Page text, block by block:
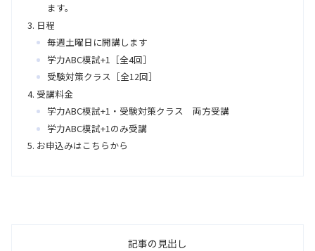
ます。
日程
毎週土曜日に開講します
学力ABC模試+1［全4回］
受験対策クラス［全12回］
受講料金
学力ABC模試+1・受験対策クラス 両方受講
学力ABC模試+1のみ受講
お申込みはこちらから
記事の見出し